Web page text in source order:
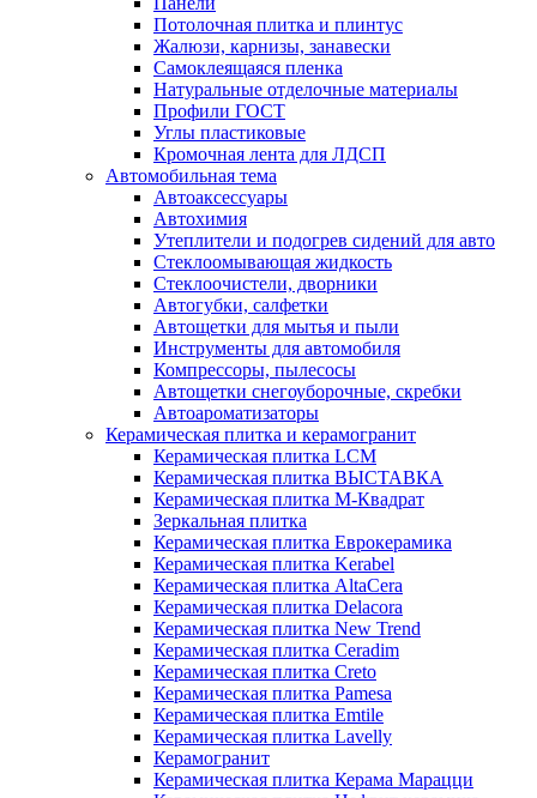
Потолочная плитка и плинтус
Жалюзи, карнизы, занавески
Самоклеящаяся пленка
Натуральные отделочные материалы
Профили ГОСТ
Углы пластиковые
Кромочная лента для ЛДСП
Автомобильная тема
Автоаксессуары
Автохимия
Утеплители и подогрев сидений для авто
Стеклоомывающая жидкость
Стеклоочистели, дворники
Автогубки, салфетки
Автощетки для мытья и пыли
Инструменты для автомобиля
Компрессоры, пылесосы
Автощетки снегоуборочные, скребки
Автоароматизаторы
Керамическая плитка и керамогранит
Керамическая плитка LCM
Керамическая плитка ВЫСТАВКА
Керамическая плитка М-Квадрат
Зеркальная плитка
Керамическая плитка Еврокерамика
Керамическая плитка Kerabel
Керамическая плитка AltaCera
Керамическая плитка Delacora
Керамическая плитка New Trend
Керамическая плитка Ceradim
Керамическая плитка Creto
Керамическая плитка Pamesa
Керамическая плитка Emtile
Керамическая плитка Lavelly
Керамогранит
Керамическая плитка Керама Марацци